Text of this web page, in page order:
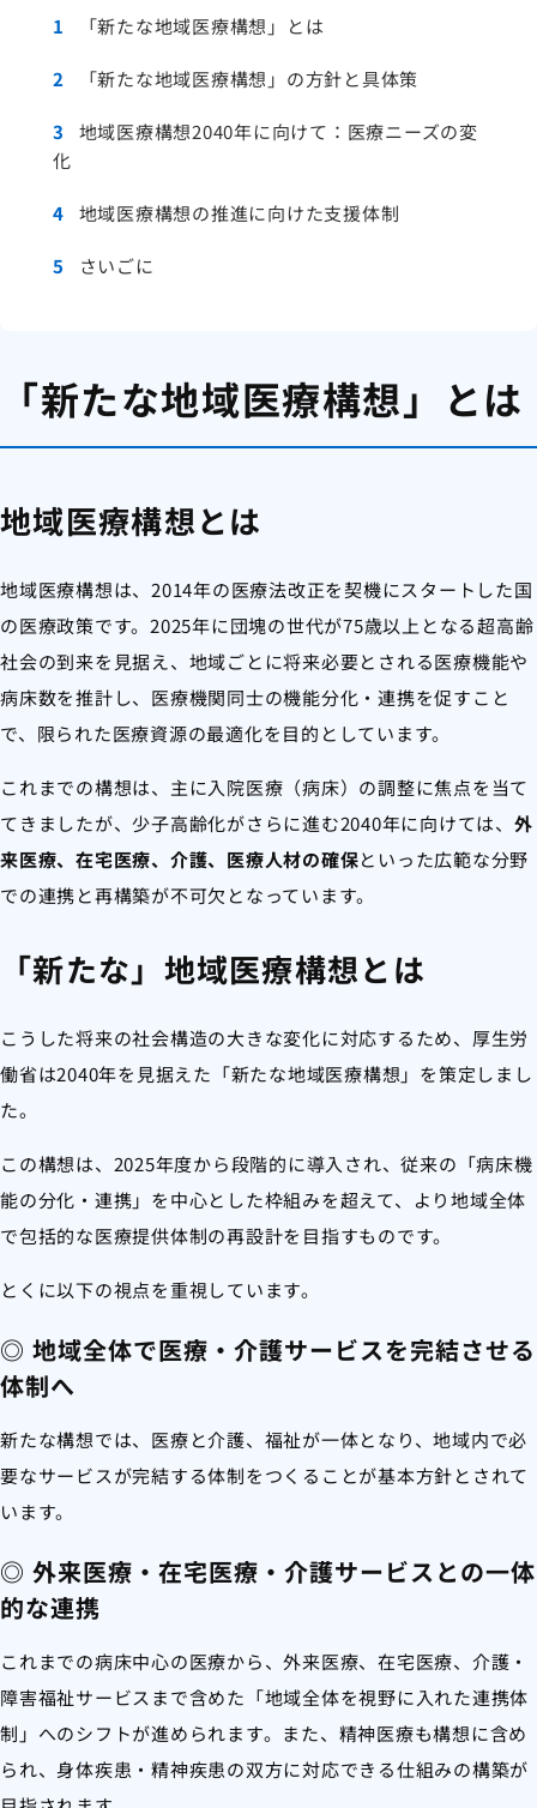
1 「新たな地域医療構想」とは
2 「新たな地域医療構想」の方針と具体策
3
地域医療構想2040年に向けて：医療ニーズの変
化
4 地域医療構想の推進に向けた支援体制
5 さいごに
「新たな地域医療構想」とは
地域医療構想とは
地域医療構想は、2014年の医療法改正を契機にスタートした国
の医療政策です。2025年に団塊の世代が75歳以上となる超高齢
社会の到来を見据え、地域ごとに将来必要とされる医療機能や
病床数を推計し、医療機関同士の機能分化・連携を促すこと
で、限られた医療資源の最適化を目的としています。
これまでの構想は、主に入院医療（病床）の調整に焦点を当て
てきましたが、少子高齢化がさらに進む2040年に向けては、 外
来医療、在宅医療、介護、医療人材の確保といった広範な分野
での連携と再構築が不可欠となっています。
「新たな」地域医療構想とは
こうした将来の社会構造の大きな変化に対応するため、厚生労
働省は2040年を見据えた「新たな地域医療構想」を策定しまし
た。
この構想は、2025年度から段階的に導入され、従来の「病床機
能の分化・連携」を中心とした枠組みを超えて、より地域全体
で包括的な医療提供体制の再設計を目指すものです。
とくに以下の視点を重視しています。
◎ 地域全体で医療・介護サービスを完結させる
体制へ
新たな構想では、医療と介護、福祉が一体となり、地域内で必
要なサービスが完結する体制をつくることが基本方針とされて
います。
◎ 外来医療・在宅医療・介護サービスとの一体
的な連携
これまでの病床中心の医療から、外来医療、在宅医療、介護・
障害福祉サービスまで含めた「地域全体を視野に入れた連携体
制」へのシフトが進められます。また、精神医療も構想に含め
られ、身体疾患・精神疾患の双方に対応できる仕組みの構築が